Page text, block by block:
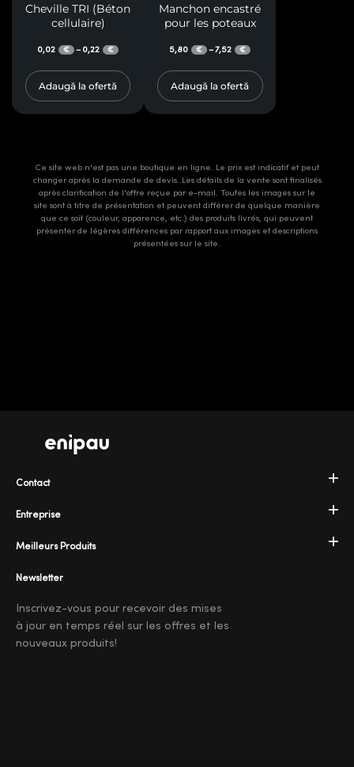
Cheville TRI (Béton
cellulaire)
0,02 € – 0,22 €
Adaugă la ofertă
Manchon encastré
pour les poteaux
5,80 € –7,52 €
Adaugă la ofertă
Ce site web n'est pas une boutique en ligne. Le prix est indicatif et peut
changer après la demande de devis. Les détails de la vente sont finalisés
après clarification de l'offre reçue par e-mail. Toutes les images sur le
site sont à titre de présentation et peuvent différer de quelque manière
que ce soit (couleur, apparence, etc.) des produits livrés, qui peuvent
présenter de légères différences par rapport aux images et descriptions
présentées sur le site.
Entreprise
Meilleurs Produits
Contact
Newsletter
Inscrivez-vous pour recevoir des mises
à jour en temps réel sur les offres et les
nouveaux produits!